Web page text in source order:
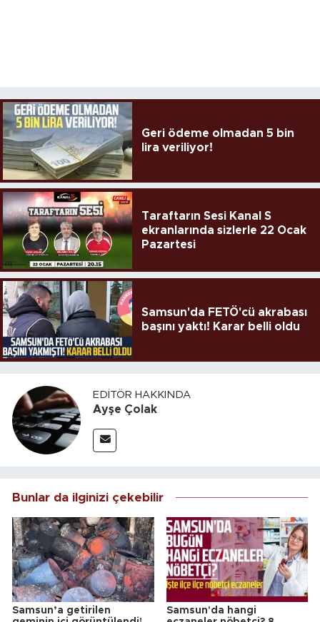
Geri ödeme olmadan 5 bin
lira veriliyor!
Taraftarın Sesi Kanal S
ekranlarında sizlerle 22 Ocak
Pazartesi
Samsun'da FETÖ'cü akrabası
başını yaktı! Karar belli oldu
EDITÖR HAKKINDA
Ayşe Çolak
Bunlar da ilginizi çekebilir
Samsun’a getirilen
Samsun'da hangi